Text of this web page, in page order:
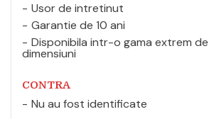
Usor de intretinut
Garantie de 10 ani
Disponibila intr-o gama extrem
dimensiuni
CONTRA
Nu au fost identificate